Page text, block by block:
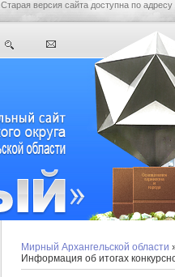
Старая версия сайта доступна по адресу
Мирный Архангельской области
Информация об итогах